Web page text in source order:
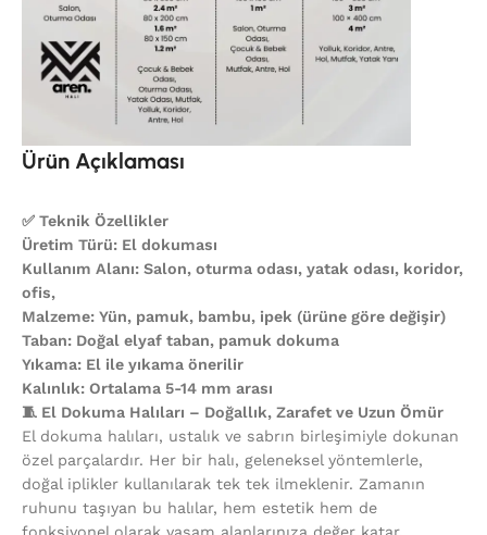
Ürün Açıklaması
✅ Teknik Özellikler
Üretim Türü: El dokuması
Kullanım Alanı: Salon, oturma odası, yatak odası, koridor,
ofis,
Malzeme: Yün, pamuk, bambu, ipek (ürüne göre değişir)
Taban: Doğal elyaf taban, pamuk dokuma
Yıkama: El ile yıkama önerilir
Kalınlık: Ortalama 5-14 mm arası
🧵 El Dokuma Halıları – Doğallık, Zarafet ve Uzun Ömür
El dokuma halıları, ustalık ve sabrın birleşimiyle dokunan
özel parçalardır. Her bir halı, geleneksel yöntemlerle,
doğal iplikler kullanılarak tek tek ilmeklenir. Zamanın
ruhunu taşıyan bu halılar, hem estetik hem de